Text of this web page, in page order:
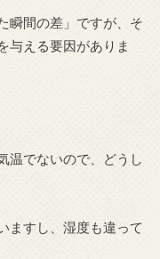
瞬間の差」ですが、そ
与える要因がありま
温でないので、どうし
ますし、湿度も違って